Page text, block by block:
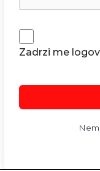
Zadrzi me